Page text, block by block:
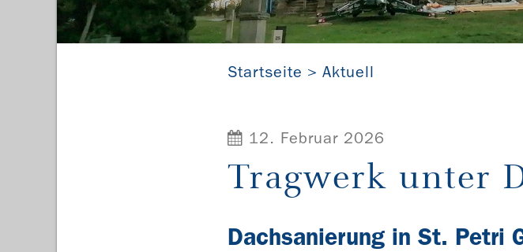
Startseite Aktuell
12. Februar 2026
Tragwerk unter
Dachsanierung in St. Petri